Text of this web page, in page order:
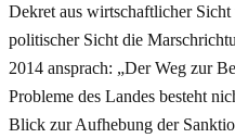
Dekret aus wirtschaftlicher
politischer Sicht die
2014 ansprach: „Der Weg zur
Probleme des Landes besteht
Blick zur Aufhebung der